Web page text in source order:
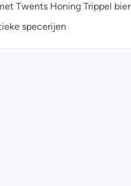
Twents Honing Trippel bier
specerijen